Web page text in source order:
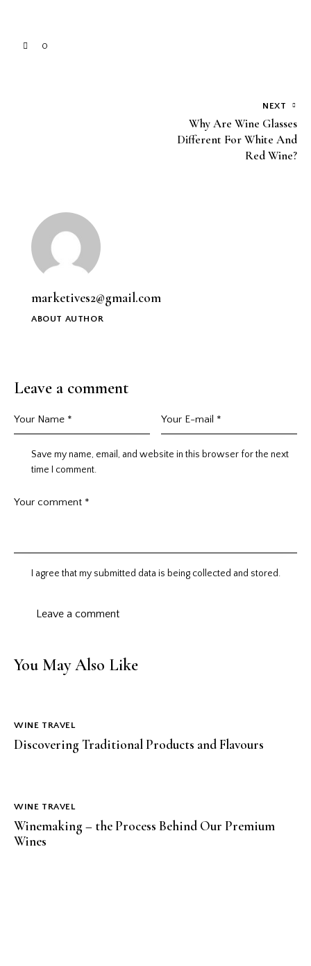
0
NEXT
Why Are Wine Glasses
Different For White And
Red Wine?
marketives2@gmail.com
ABOUT AUTHOR
Leave a comment
Save my name, email, and website in this browser for the next
time I comment.
I agree that my submitted data is being collected and stored.
You May Also Like
WINE TRAVEL
Discovering Traditional Products and Flavours
WINE TRAVEL
Winemaking – the Process Behind Our Premium
Wines